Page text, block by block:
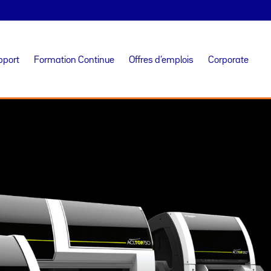
Formation Continue Offres d’emplois Corporate